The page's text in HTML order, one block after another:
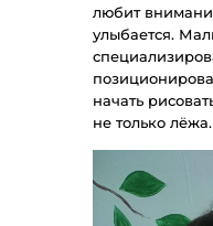
любит
улыбается.
начать
не только лёжа.